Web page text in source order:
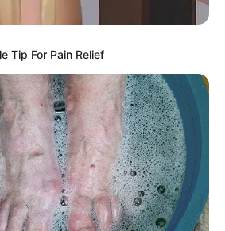
Daniela Álvarez
del Victoria’s Secret
"Lloraba de la emoción"
FAMOSOS
Tip For Pain Relief